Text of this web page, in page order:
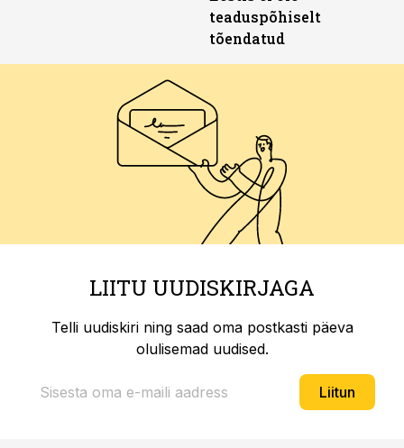
teaduspõhiselt
tõendatud
LIITU UUDISKIRJAGA
Telli uudiskiri ning saad oma postkasti päeva
olulisemad uudised.
Liitun